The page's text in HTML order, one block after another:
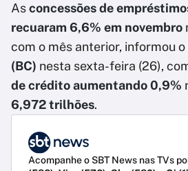
Asconcessões de
recuaram 6,6% em novembro
com o mês anterior, informou o
(BC) nesta sexta-feira (26),
de crédito aumentando 0,9%
6,972 trilhões.
Acompanhe o SBT News nas TVs